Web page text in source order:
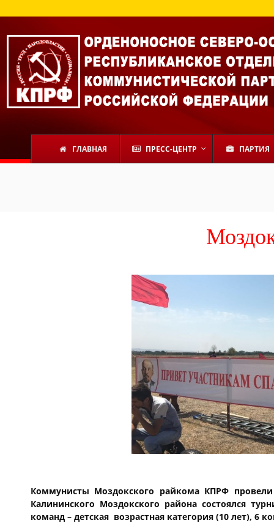
ГЛАВНАЯ ПРЕСС-ЦЕНТР ПАРТИЯ
Коммунисты Моздокского райкома КПРФ
Калининского Моздокского района состоялся
команд – детская возрастная категория (10 лет), 6